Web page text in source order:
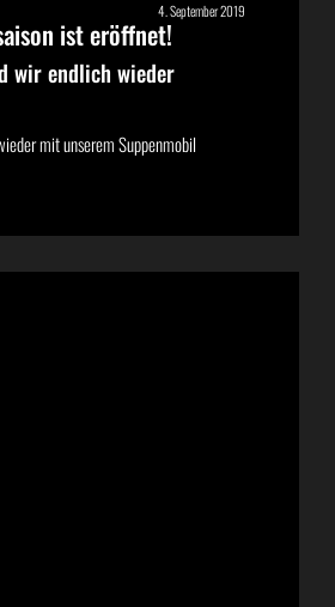
4. September 2019
ist eröffnet!
wir endlich wieder
mit unserem Suppenmobil